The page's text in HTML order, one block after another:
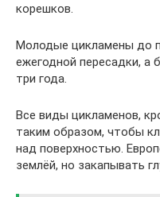
корешков.
Молодые цикламены до
ежегодной пересадки, а
три года.
Все виды цикламенов,
таким образом, чтобы
над поверхностью.
землёй, но закапывать